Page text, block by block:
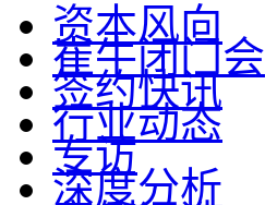
资本风向
崔牛闭门会
签约快讯
行业动态
专访
深度分析